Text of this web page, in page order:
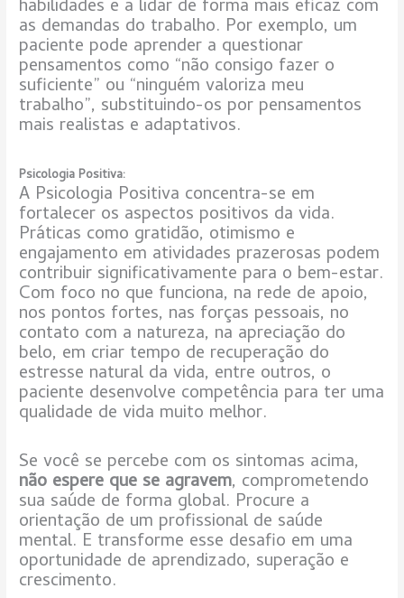
habilidades e a lidar de forma mais eficaz com
as demandas do trabalho. Por exemplo, um
paciente pode aprender a questionar
pensamentos como “não consigo fazer o
suficiente” ou “ninguém valoriza meu
trabalho”, substituindo-os por pensamentos
mais realistas e adaptativos.
Psicologia Positiva:
A Psicologia Positiva concentra-se em
fortalecer os aspectos positivos da vida.
Práticas como gratidão, otimismo e
engajamento em atividades prazerosas podem
contribuir significativamente para o bem-estar.
Com foco no que funciona, na rede de apoio,
nos pontos fortes, nas forças pessoais, no
contato com a natureza, na apreciação do
belo, em criar tempo de recuperação do
estresse natural da vida, entre outros, o
paciente desenvolve competência para ter uma
qualidade de vida muito melhor.
Se você se percebe com os sintomas acima,
não espere que se agravem, comprometendo
sua saúde de forma global. Procure a
orientação de um profissional de saúde
mental. E transforme esse desafio em uma
oportunidade de aprendizado, superação e
crescimento.